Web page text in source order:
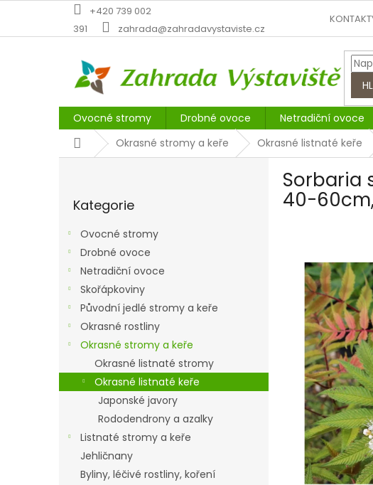
obsah
+420 739 002
391
zahrada@zahradavystaviste.cz
Ovocné stromy Drobné ovoce Netradiční ovoce
DomůOkrasné stromy a keře Okrasné listnaté keře
l
kategorie
Kategorie
Ovocné stromy
Drobné ovoce
Netradiční ovoce
Skořápkoviny
Původní jedlé stromy a keře
Okrasné rostliny
Okrasné stromy a keře
Okrasné listnaté stromy
Okrasné listnaté keře
Japonské javory
Rododendrony a azalky
Listnaté stromy a keře
Jehličnany
Byliny, léčivé rostliny, koření
Sorbaria
40-